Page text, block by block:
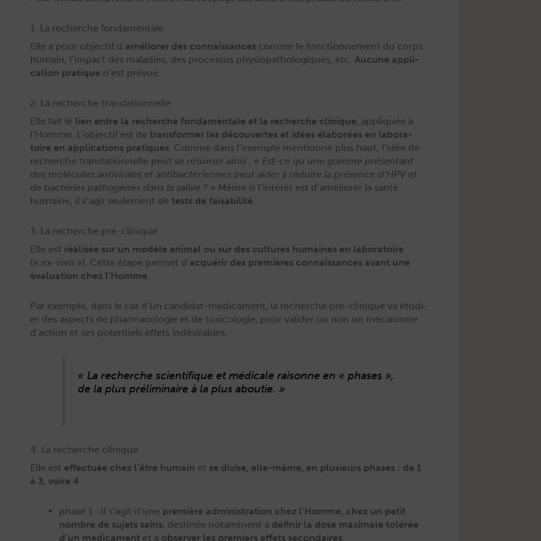
1. La recherche fondamentale
Elle a pour objec­tif d’amélior­er des con­nais­sances comme le fonc­tion­nement du corps
humain, l’impact des mal­adies, des proces­sus phys­iopathologiques, etc. Aucune appli­
ca­tion pra­tique n’est prévue.
2. La recherche translationnelle
Elle fait le lien entre la recherche fon­da­men­tale et la recherche clin­ique, appliquée à
l’Homme. L’objectif est de trans­former les décou­vertes et idées élaborées en lab­o­ra­
toire en appli­ca­tions pra­tiques. Comme dans l’exemple men­tion­né plus haut, l’idée de
recherche trans­la­tion­nelle peut se résumer ain­si : « Est-ce qu’une gomme présen­tant
des molécules antivi­rales et antibac­téri­ennes peut aider à réduire la présence d’HPV et
de bac­téries pathogènes dans la salive ? » Même si l’intérêt est d’améliorer la san­té
humaine, il s’agit seule­ment de tests de fais­abil­ité.
3. La recherche pré-clinique
Elle est réal­isée sur un mod­èle ani­mal ou sur des cul­tures humaines en lab­o­ra­toire
(« ex-vivo »). Cette étape per­met d’acquérir des pre­mières con­nais­sances avant une
éval­u­a­tion chez l’Homme.
Par exem­ple, dans le cas d’un can­di­dat-médica­ment, la recherche pré-clin­ique va étudi­
er des aspects de phar­ma­colo­gie et de tox­i­colo­gie, pour valid­er ou non un mécan­isme
d’action et ses poten­tiels effets indésirables.
« La recherche sci­en­tifique et médi­cale raisonne en « phas­es »,
de la plus prélim­i­naire à la plus aboutie. »
4. La recherche clinique
Elle est effec­tuée chez l’être humain et se divise, elle-même, en plusieurs phas­es : de 1
à 3, voire 4
phase 1 : Il s’agit d’une pre­mière admin­is­tra­tion chez l’Homme, chez un petit
nom­bre de sujets sains, des­tinée notam­ment à définir la dose max­i­male tolérée
d’un médica­ment et à observ­er les pre­miers effets sec­ondaires